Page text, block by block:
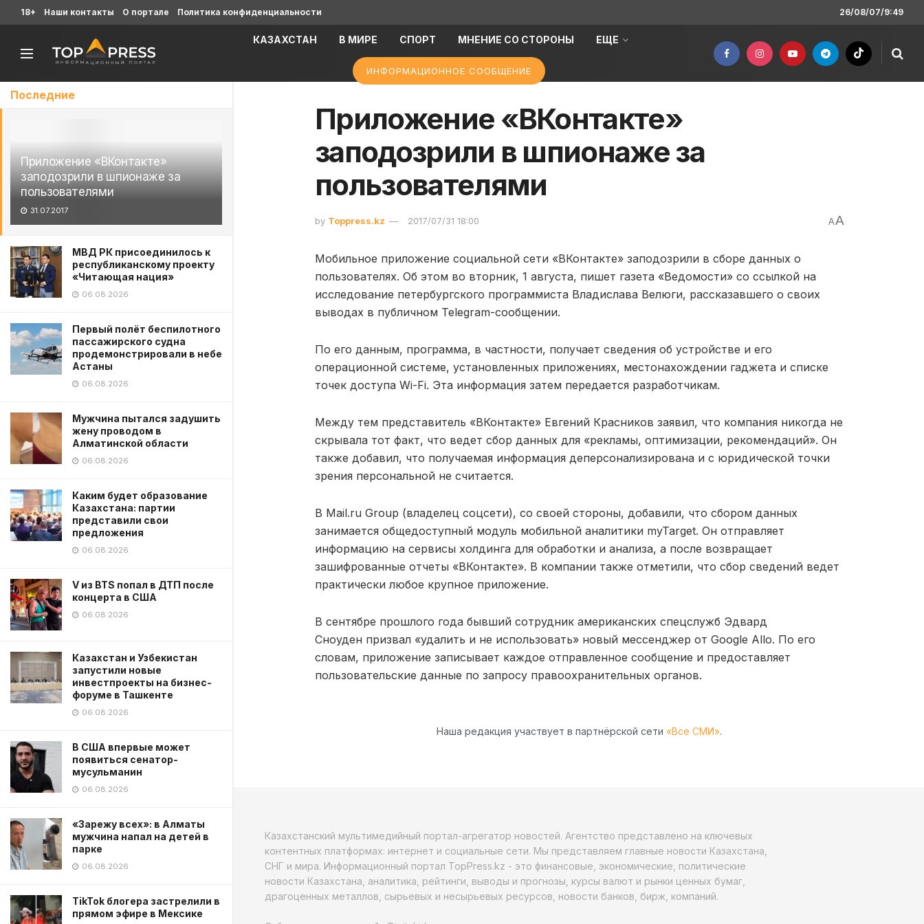
Последние
Приложение «ВКонтакте»
заподозрили в шпионаже за
пользователями
31.07.2017
МВД РК присоединилось к
республиканскому проекту
«Читающая нация»
06.08.2026
Первый полёт беспилотного
пассажирского судна
продемонстрировали в небе
Астаны
06.08.2026
Мужчина пытался задушить
жену проводом в
Алматинской области
06.08.2026
Каким будет образование
Казахстана: партии
представили свои
предложения
06.08.2026
V из BTS попал в ДТП после
концерта в США
06.08.2026
Казахстан и Узбекистан
запустили новые
инвестпроекты на бизнес-
форуме в Ташкенте
06.08.2026
В США впервые может
появиться сенатор-
мусульманин
06.08.2026
«Зарежу всех»: в Алматы
мужчина напал на детей в
парке
06.08.2026
TikTok блогера застрелили в
прямом эфире в Мексике
18+ Наши контакты О портале Политика конфиденциальности 26/08/07/9:49
КАЗАХСТАН В МИРЕ СПОРТ МНЕНИЕ СО СТОРОНЫ ЕЩЕ
ИНФОРМАЦИОННОЕ СООБЩЕНИЕ
Приложение «ВКонтакте»
заподозрили в шпионаже за
пользователями
by Toppress.kz 2017/07/31 18:00 AA
Мобильное приложение социальной сети «ВКонтакте» заподозрили в сборе данных о
пользователях. Об этом во вторник, 1 августа, пишет газета «Ведомости» со ссылкой на
исследование петербургского программиста Владислава Велюги, рассказавшего о своих
выводах в публичном Telegram-сообщении.
По его данным, программа, в частности, получает сведения об устройстве и его
операционной системе, установленных приложениях, местонахождении гаджета и списке
точек доступа Wi-Fi. Эта информация затем передается разработчикам.
Между тем представитель «ВКонтакте» Евгений Красников заявил, что компания никогда не
скрывала тот факт, что ведет сбор данных для «рекламы, оптимизации, рекомендаций». Он
также добавил, что получаемая информация деперсонализирована и с юридической точки
зрения персональной не считается.
В Mail.ru Group (владелец соцсети), со своей стороны, добавили, что сбором данных
занимается общедоступный модуль мобильной аналитики myTarget. Он отправляет
информацию на сервисы холдинга для обработки и анализа, а после возвращает
зашифрованные отчеты «ВКонтакте». В компании также отметили, что сбор сведений ведет
практически любое крупное приложение.
В сентябре прошлого года бывший сотрудник американских спецслужб Эдвард
Сноуден призвал «удалить и не использовать» новый мессенджер от Google Allo. По его
словам, приложение записывает каждое отправленное сообщение и предоставляет
пользовательские данные по запросу правоохранительных органов.
Наша редакция участвует в партнёрской сети «Все СМИ».
Казахстанский мультимедийный портал-агрегатор новостей. Агентство представлено на ключевых
контентных платформах: интернет и социальные сети. Мы представляем главные новости Казахстана,
СНГ и мира. Информационный портал TopPress.kz - это финансовые, экономические, политические
новости Казахстана, аналитика, рейтинги, выводы и прогнозы, курсы валют и рынки ценных бумаг,
драгоценных металлов, сырьевых и несырьевых ресурсов, новости банков, бирж, компаний.